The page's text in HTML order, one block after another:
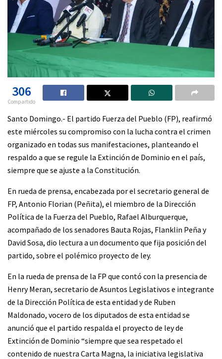
306
Compartido
Santo Domingo.- El partido Fuerza del Pueblo (FP), reafirmó
este miércoles su compromiso con la lucha contra el crimen
organizado en todas sus manifestaciones, planteando el
respaldo a que se regule la Extinción de Dominio en el país,
siempre que se ajuste a la Constitución.
En rueda de prensa, encabezada por el secretario general de
FP, Antonio Florian (Peñita), el miembro de la Dirección
Política de la Fuerza del Pueblo, Rafael Alburquerque,
acompañado de los senadores Bauta Rojas, Flanklin Peña y
David Sosa, dio lectura a un documento que fija posición del
partido, sobre el polémico proyecto de ley.
En la rueda de prensa de la FP que contó con la presencia de
Henry Meran, secretario de Asuntos Legislativos e integrante
de la Dirección Política de esta entidad y de Ruben
Maldonado, vocero de los diputados de esta entidad se
anunció que el partido respalda el proyecto de ley de
Extinción de Dominio “siempre que sea respetado el
contenido de nuestra Carta Magna, la iniciativa legislativa